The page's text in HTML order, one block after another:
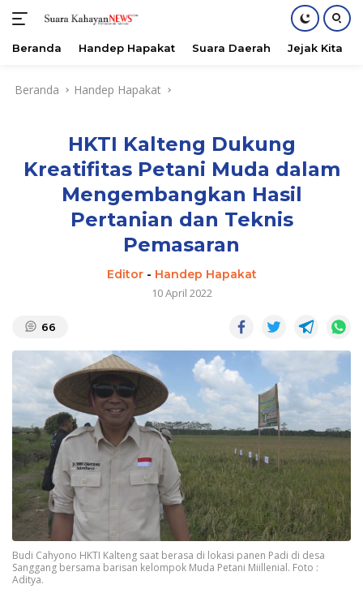
Beranda Handep Hapakat Suara Daerah Jejak Kita
Beranda Handep Hapakat
HKTI Kalteng Dukung
Kreatifitas Petani Muda dalam
Mengembangkan Hasil
Pertanian dan Teknis
Pemasaran
Editor- Handep Hapakat
10 April 2022
66
Budi Cahyono HKTI Kalteng saat berasa di lokasi panen Padi di desa
Sanggang bersama barisan kelompok Muda Petani Miillenial. Foto :
Aditya.